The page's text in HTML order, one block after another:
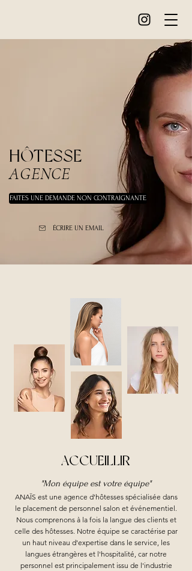
HÔTESSE
AGENCE
FAITES UNE DEMANDE NON CONTRAIGNANTE
ÉCRIRE UN EMAIL
ACCUEILLIR
"Mon équipe est votre équipe"
ANAÏS est une agence d'hôtesses spécialisée dans
le placement de personnel salon et événementiel.
Nous comprenons à la fois la langue des clients et
celle des hôtesses. Notre équipe se caractérise par
un haut niveau d'expertise dans le service, les
langues étrangères et l'hospitalité, car notre
personnel est principalement issu de l'industrie